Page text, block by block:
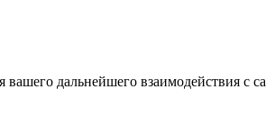
дальнейшего взаимодействия